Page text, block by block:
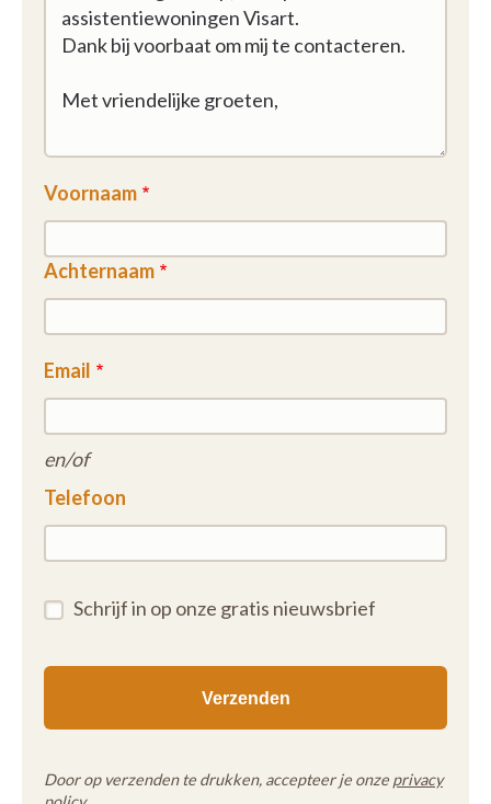
Voornaam
Achternaam
Email
en/of
Telefoon
Schrijf in op onze gratis nieuwsbrief
Door op verzenden te drukken, accepteer je onze privacy